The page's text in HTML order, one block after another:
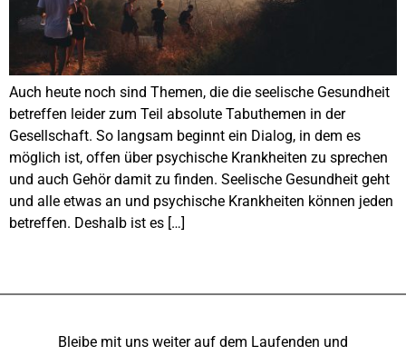
Auch heute noch sind Themen, die die seelische Gesundheit
betreffen leider zum Teil absolute Tabuthemen in der
Gesellschaft. So langsam beginnt ein Dialog, in dem es
möglich ist, offen über psychische Krankheiten zu sprechen
und auch Gehör damit zu finden. Seelische Gesundheit geht
und alle etwas an und psychische Krankheiten können jeden
betreffen. Deshalb ist es […]
Bleibe mit uns weiter auf dem Laufenden und